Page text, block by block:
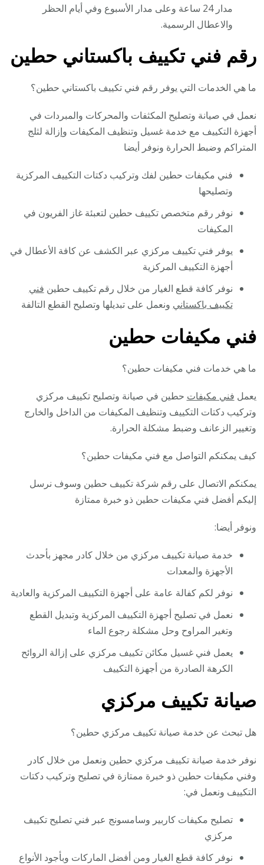
مدار 24 ساعة وعلى مدار الأسبوع وفي أيام الحظر
والاعطال الرسمية.
رقم فني تكييف باكستاني حطين
ما هي الخدمات التي يوفر رقم فني تكييف باكستاني حطين؟
نعمل في صيانة وتصليح المكثفات والمحركات والمبردات في
أجهزة التكييف مع خدمة غسيل وتنظيف المكيفات وإزالة لثلج
المتراكم وضبط الحرارة ونوفر أيضا
فني مكيفات حطين لفك وتركيب دكتات التكييف المركزية
وتصليحها
نوفر رقم متخصص تكييف حطين لتعبئة غاز الفريون في
المكيفات
يوفر فني تكييف مركزي عبر الكشف عن كافة الأعطال في
أجهزة التكييف المركزية
نوفر كافة قطع الغيار من خلال رقم تكييف حطين فني
تكييف باكستاني ونعمل على تبديلها وتصليح القطع التالفة
فني مكيفات حطين
ما هي خدمات فني مكيفات حطين؟
يعمل فني مكيفات حطين في صيانة وتصليح تكييف مركزي
وتركيب دكتات التكييف وتنظيف المكيفات من الداخل والخارج
وتغيير الزعانف وضبط مشكلة الحرارة.
كيف يمكنكم التواصل مع فني مكيفات حطين؟
يمكنكم الاتصال على رقم شركة تكييف حطين وسوف نرسل
إليكم أفضل فني مكيفات حطين ذو خبرة ممتازة
ونوفر أيضا:
خدمة صيانة تكييف مركزي من خلال كادر مجهز بأحدث
الأجهزة والمعدات
نوفر لكم كفالة عامة على أجهزة التكييف المركزية والعادية
نعمل في تصليح أجهزة التكييف المركزية وتبديل القطع
وتغير المراوح وحل مشكلة رجوع الماء
يعمل فني غسيل مكائن تكييف مركزي على إزالة الروائح
الكرهة الصادرة من أجهزة التكييف
صيانة تكييف مركزي
هل تبحث عن خدمة صيانة تكييف مركزي حطين؟
نوفر خدمة صيانة تكييف مركزي حطين ونعمل من خلال كادر
وفني مكيفات حطين ذو خبرة ممتازة في تصليح وتركيب دكتات
التكييف ونعمل في:
تصليح مكيفات كاربير وسامسونج عبر فني تصليح تكييف
مركزي
نوفر كافة قطع الغيار ومن أفضل الماركات وبأجود الأنواع